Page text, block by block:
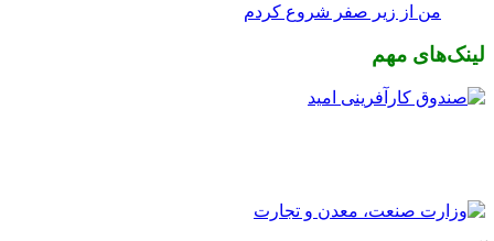
من از زیر صفر شروع کردم
لینک‌های مهم